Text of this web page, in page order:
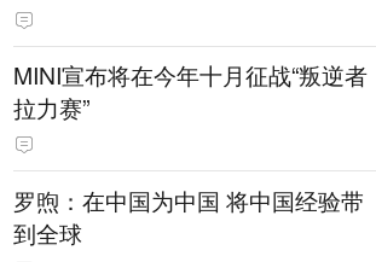
MINI宣布将在今年十月征战“叛逆者
拉力赛”
罗煦：在中国为中国 将中国经验带
到全球